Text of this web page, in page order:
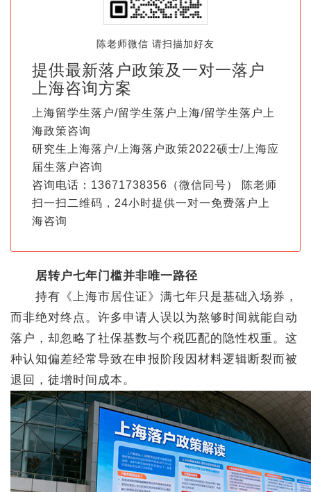
陈老师微信 请扫描加好友
提供最新落户政策及一对一落户
上海咨询方案
上海留学生落户/留学生落户上海/留学生落户上
海政策咨询
研究生上海落户/上海落户政策2022硕士/上海应
届生落户咨询
咨询电话：13671738356（微信同号） 陈老师
扫一扫二维码，24小时提供一对一免费落户上
海咨询
居转户七年门槛并非唯一路径
持有《上海市居住证》满七年只是基础入场券，
而非绝对终点。许多申请人误以为熬够时间就能自动
落户，却忽略了社保基数与个税匹配的隐性权重。这
种认知偏差经常导致在申报阶段因材料逻辑断裂而被
退回，徒增时间成本。